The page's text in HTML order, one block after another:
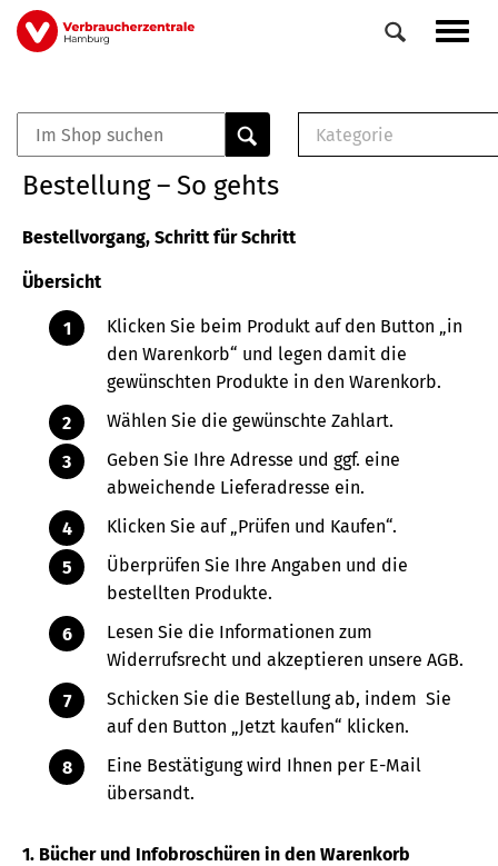
Direkt
zum
Veranstaltungen
0
Elemente
Kategorie
Buch
Bestellung – So gehts
Bestellvorgang, Schritt für Schritt
Übersicht
Klicken Sie beim Produkt auf den Button „in
den Warenkorb“ und legen damit die
gewünschten Produkte in den Warenkorb.
Wählen Sie die gewünschte Zahlart.
Geben Sie Ihre Adresse und ggf. eine
abweichende Lieferadresse ein.
Klicken Sie auf „Prüfen und Kaufen“.
Überprüfen Sie Ihre Angaben und die
bestellten Produkte.
Lesen Sie die Informationen zum
Widerrufsrecht und akzeptieren unsere AGB.
Schicken Sie die Bestellung ab, indem Sie
auf den Button „Jetzt kaufen“ klicken.
Eine Bestätigung wird Ihnen per E-Mail
übersandt.
1. Bücher und Infobroschüren in den Warenkorb